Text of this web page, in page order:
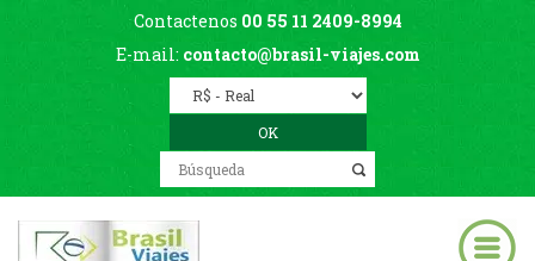
Contactenos 00 55 11 2409-8994
E-mail: contacto@brasil-viajes.com